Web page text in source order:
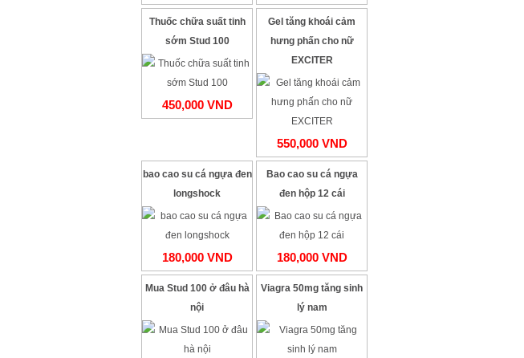
Thuốc chữa suất tinh
sớm Stud 100
450,000 VND
Gel tăng khoái cảm
hưng phấn cho nữ
EXCITER
550,000 VND
bao cao su cá ngựa đen
longshock
180,000 VND
Bao cao su cá ngựa
đen hộp 12 cái
180,000 VND
Mua Stud 100 ở đâu hà
nội
Viagra 50mg tăng sinh
lý nam